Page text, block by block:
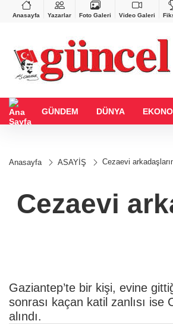
Anasayfa Yazarlar Foto Galeri Video Galeri
%-0,46
BGN
28,0626
%0,37
GÜNDEM DÜNYA
Anasayfa ASAYİŞ Cezaevi
Cezaevi
Gaziantep’te bir kişi, evine
sonrası kaçan katil zanlısı
alındı.